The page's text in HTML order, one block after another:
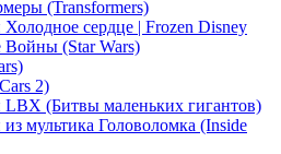
(Transformers)
сердце | Frozen Disney
Войны (Star Wars)
2)
(Битвы маленьких гигантов)
мультика Головоломка (Inside